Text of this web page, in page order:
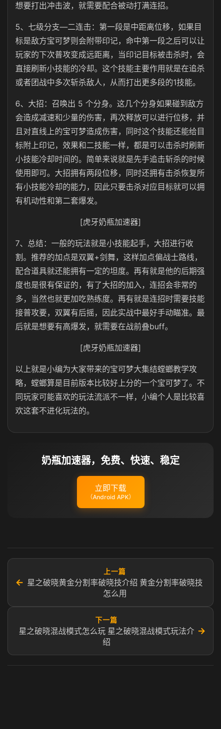
想要打出冲击波，就需要配合被动打满连招。
5、七级分支—二连击：第一段是中距离位移，如果目
标是敌方宝可梦则会附带印记，命中第一段之后可以让
玩家的下次普攻变成远距离，当印记目标被击杀时，会
直接刷新小技能的冷却。这个技能主要作用就是在追杀
或者团战中多次斩杀敌人，从而打出更多段的1技能。
6、大招：召唤出 5 个分身。这几个分身如果碰到敌方
会造成减速和少量的伤害，再次释放可以进行位移，并
且对直线上的宝可梦造成伤害，同时这个技能还能给目
标附上印记，效果和二技能一样，都是可以击杀时刷新
小技能冷却时间的。简单来说就是先手追击斩杀的时候
使用即可。大招拥有两段位移，同时还拥有击杀恢复所
有小技能冷却的能力，因此只要击杀对应目标就可以拥
有机动性和第二套爆发。
[虎牙奶瓶加速器]
7、总结：一般的玩法就是小技能起手，大招进行收
割。推荐的加点是双翼+剑舞，这样加点偏战士路线，
配合道具就还能拥有一定的坦度。再有就是他的后期强
度也是很有保证的，有了大招的加入，连招会非常的
多，当然也就更加吃熟练度。再有就是连招时需要技能
接普攻要，双翼有后摇，因此实战中最好手动瞄准。最
后就是想要有高爆发，就需要在战前叠buff。
[虎牙奶瓶加速器]
以上就是小编为大家带来的宝可梦大集结螳螂教学攻
略，螳螂算是目前版本比较好上分的一个宝可梦了。不
同玩家可能喜欢的玩法流派不一样，小编个人是比较喜
欢这套不进化玩法的。
奶瓶加速器，免费、快速、稳定
立即下载
（Android APK）
←
上一篇
星之破晓黄金分割率破晓技介绍 黄金分割率破晓技
怎么用
下一篇
星之破晓混战模式怎么玩 星之破晓混战模式玩法介
绍
→